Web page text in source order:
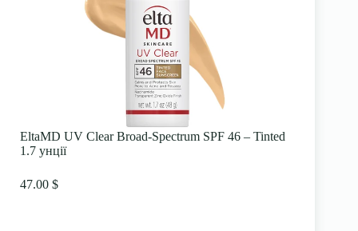
EltaMD UV Clear Broad-Spectrum SPF 46 – Tinted
1.7 унції
47.00 $